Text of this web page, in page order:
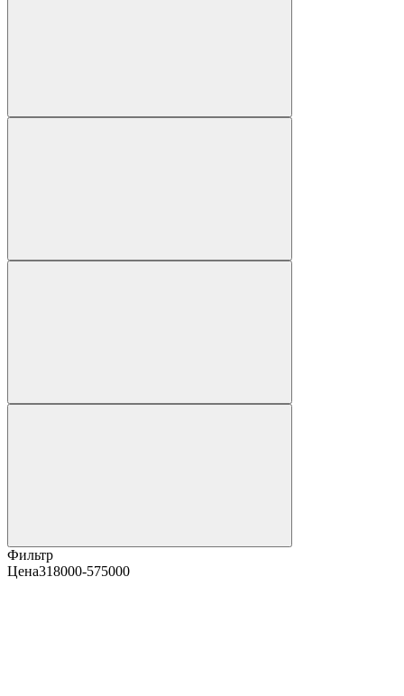
Фильтр
Цена318000-575000